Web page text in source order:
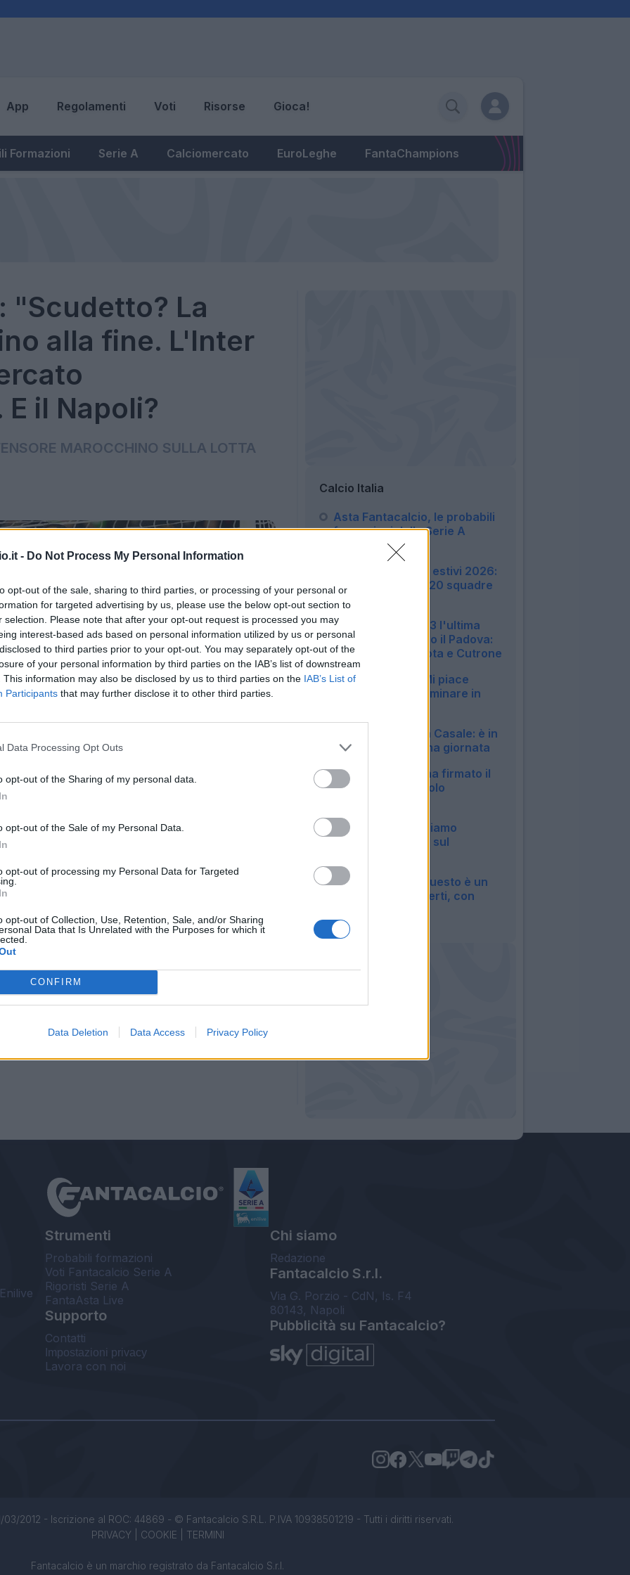
- Do Not Process My Personal Information
opt-out of the sale, sharing to third parties, or processing of your personal or
for targeted advertising by us, please use the below opt-out section to
selection. Please note that after your opt-out request is processed you may
interest-based ads based on personal information utilized by us or personal
to third parties prior to your opt-out. You may separately opt-out of the
of your personal information by third parties on the IAB’s list of downstream
This information may also be disclosed by us to third parties on the IAB’s List of
Participants that may further disclose it to other third parties.
Data Processing Opt Outs
opt-out of the Sharing of my personal data.
opt-out of the Sale of my Personal Data.
opt-out of processing my Personal Data for Targeted
opt-out of Collection, Use, Retention, Sale, and/or Sharing
Data that Is Unrelated with the Purposes for which it
CONFIRM
Data Deletion Data Access Privacy Policy
App Regolamenti Voti Risorse Gioca!
Formazioni Serie A Calciomercato EuroLeghe FantaChampions
"Scudetto? La
alla fine. L'Inter
il Napoli?
MAROCCHINO SULLA LOTTA
l
a considerazione, oggi, che proprio i
l'antagonista principale della
al titolo, chiarendo il suo punto di
in cerca di ritorni importanti. La curiosità?
le parole.
con qualità, e ha Spalletti che è un ottimo
c'è l'Inter, che ha fatto un mercato
Montella, un grande allenatore".
Calcio Italia
Asta Fantacalcio, le probabili
formazioni della Serie A
Enilive 2026/27
Amichevoli e ritiri estivi 2026:
tutte le info sulle 20 squadre
di Serie A
22:51
Monza, finisce 3-3 l'ultima
amichevole contro il Padova:
in gol Pessina, Mota e Cutrone
22:50
Milan, Jashari: "Mi piace
Amorim, vuole dominare in
20:30
Bologna, si ferma Casale: è in
dubbio per la prima giornata
Roma, Pellegrini ha firmato il
rinnovo: manca solo
Inter, Chivu: "Abbiamo
bisogno di minuti, sul
12:04
Roma, Castro: "Questo è un
sogno a occhi aperti, con
09:07
Strumenti
Probabili formazioni
Voti Fantacalcio Serie A
Rigoristi Serie A
FantaAsta Live
Supporto
Contatti
Impostazioni privacy
Lavora con noi
Chi siamo
Redazione
Fantacalcio S.r.l.
Via G. Porzio - CdN, Is. F4
80143, Napoli
Pubblicità su Fantacalcio?
2012 - Iscrizione al ROC: 44869 - © Fantacalcio S.R.L. P.IVA 10938501219 - Tutti i diritti riservati.
PRIVACY| COOKIE TERMINI
Fantacalcio è un marchio registrato da Fantacalcio S.r.l.